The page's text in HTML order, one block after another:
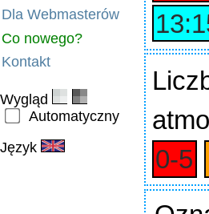
Dla Webmasterów
Co nowego?
Kontakt
Wygląd
Automatyczny
Język
0‑5